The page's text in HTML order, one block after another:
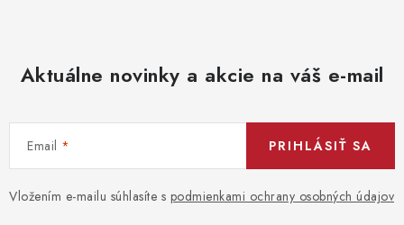
Aktuálne novinky a akcie na váš e-mail
Email
Vložením e-mailu súhlasíte s podmienkami ochrany osobných údajov
PRIHLÁSIŤ SA